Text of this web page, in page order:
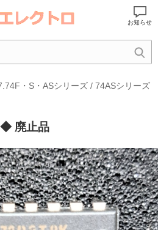
お知らせ
・S・ASシリーズ / 74ASシリーズ
廃止品